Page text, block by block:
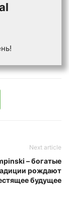
Next article
– богатые
рождают
будущее